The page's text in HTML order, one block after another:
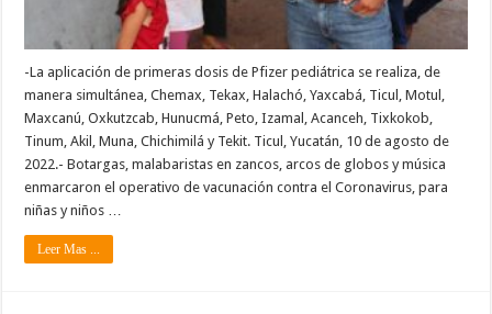
-La aplicación de primeras dosis de Pfizer pediátrica se realiza, de
manera simultánea, Chemax, Tekax, Halachó, Yaxcabá, Ticul, Motul,
Maxcanú, Oxkutzcab, Hunucmá, Peto, Izamal, Acanceh, Tixkokob,
Tinum, Akil, Muna, Chichimilá y Tekit. Ticul, Yucatán, 10 de agosto de
2022.- Botargas, malabaristas en zancos, arcos de globos y música
enmarcaron el operativo de vacunación contra el Coronavirus, para
niñas y niños …
Leer Mas ...